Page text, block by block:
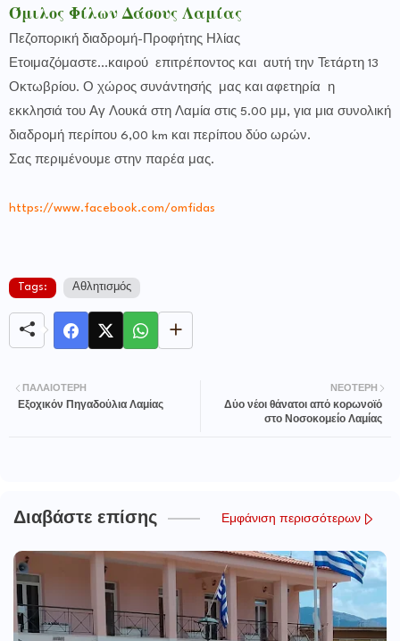
Όμιλος Φίλων Δάσους Λαμίας
Πεζοπορική διαδρομή-Προφήτης Ηλίας
Ετοιμαζόμαστε...καιρού επιτρέποντος και αυτή την Τετάρτη 13
Οκτωβρίου. Ο χώρος συνάντησής μας και αφετηρία η
εκκλησιά του Αγ Λουκά στη Λαμία στις 5.00 μμ, για μια συνολική
διαδρομή περίπου 6,00 km και περίπου δύο ωρών.
Σας περιμένουμε στην παρέα μας.
https://www.facebook.com/omfidas
Tags: Αθλητισμός
ΝΕΌΤΕΡΗ
Δύο νέοι θάνατοι από κορωνοϊό
στο Νοσοκομείο Λαμίας
ΠΑΛΑΙΌΤΕΡΗ
Εξοχικόν Πηγαδούλια Λαμίας
Διαβάστε επίσης Εμφάνιση περισσότερων